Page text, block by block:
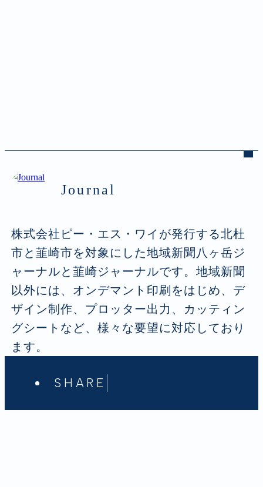
Journal
株式会社ピー・エス・ワイが発行する北杜
市と韮崎市を対象にした地域新聞八ヶ岳ジ
ャーナルと韮崎ジャーナルです。地域新聞
以外には、オンデマント印刷をはじめ、デ
ザイン制作、プロッター出力、カッティン
グシートなど、様々な要望に対応しており
ます。
SHARE